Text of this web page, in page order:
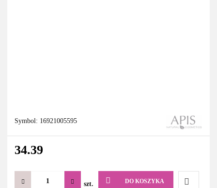
Symbol: 16921005595
34.39
szt. DO KOSZYKA